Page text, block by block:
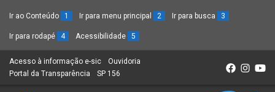
Ir ao Conteúdo 1 Ir para menu principal 2 Ir para busca 3
Ir para rodapé 4 Acessibilidade 5
Acesso à informação e-sic (Link
para
Ouvidoria
Portal da Transparência (Link
SP 156